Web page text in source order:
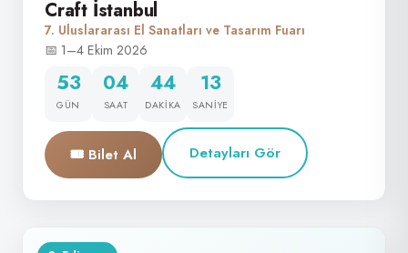
Craft İstanbul
7. Uluslararası El Sanatları ve Tasarım Fuarı
📅 1–4 Ekim 2026
53
GÜN
04
SAAT
44
DAKIKA
12
SANIYE
🎟 Bilet Al Detayları Gör